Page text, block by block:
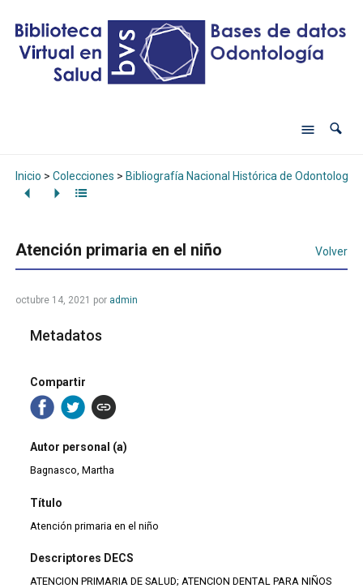
Inicio > Colecciones > Bibliografía Nacional Histórica de Odontología
Atención primaria en el niño Volver
octubre 14, 2021 por admin
Metadatos
Compartir
Autor personal (a)
Bagnasco, Martha
Título
Atención primaria en el niño
Descriptores DECS
ATENCION PRIMARIA DE SALUD; ATENCION DENTAL PARA NIÑOS